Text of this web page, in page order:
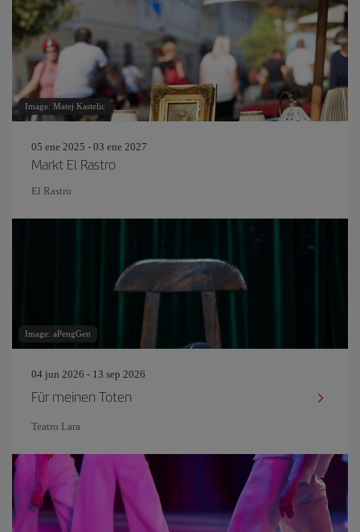
Image: Matej Kastelic
05 ene 2025 - 03 ene 2027
Markt El Rastro
El Rastro
Image: aPengGen
04 jun 2026 - 13 sep 2026
Für meinen Toten
Teatro Lara